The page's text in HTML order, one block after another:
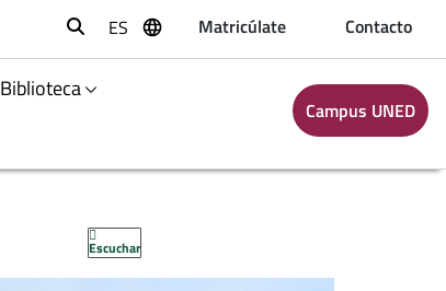
Buscar
ES Matricúlate Contacto
Biblioteca
Campus UNED
Escuchar